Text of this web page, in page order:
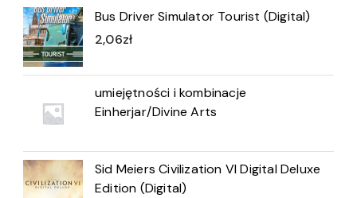
Bus Driver Simulator Tourist (Digital)
2,06zł
umiejętności i kombinacje
Einherjar/Divine Arts
Sid Meiers Civilization VI Digital Deluxe
Edition (Digital)